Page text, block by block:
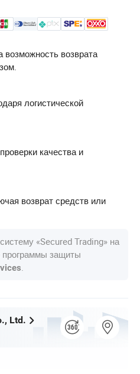
возврата
логистической
качества и
возврат средств или
«Secured Trading» на
программы защиты
Ltd.